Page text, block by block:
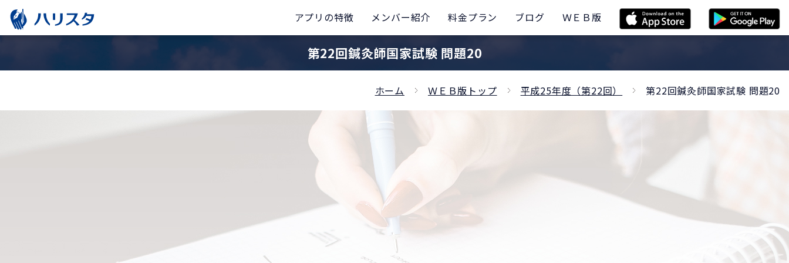
アプリの特徴 メンバー紹介 料金プラン ブログ ＷＥＢ版
第22回鍼灸師国家試験 問題20
ホーム ＷＥＢ版トップ 平成25年度（第22回） 第22回鍼灸師国家試験 問題20